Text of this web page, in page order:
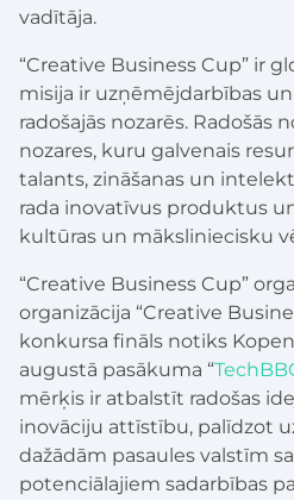
vadītāja.
“Creative Business Cup” ir
misija ir uzņēmējdarbības
radošajās nozarēs. Radošās
nozares, kuru galvenais
talants, zināšanas un
rada inovatīvus produktus
kultūras un māksliniecisku
“Creative Business Cup”
organizācija “Creative
konkursa fināls notiks
augustā pasākuma “
mērķis ir atbalstīt radošas
inovāciju attīstību, palīdzot
dažādām pasaules valstīm
potenciālajiem sadarbības